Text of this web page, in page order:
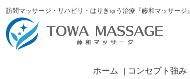
訪問マッサージ・リハビリ・はりきゅう治療『藤和マッサージ』
ホーム コンセプト強み